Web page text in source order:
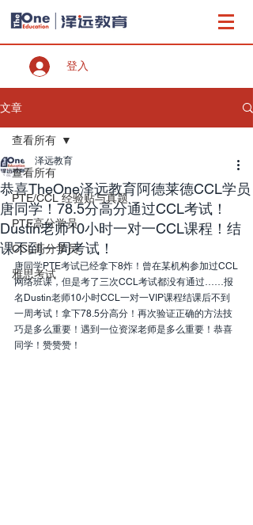
登入
文章
查看所有
PTE/CCL 经验贴与真题
PTE高分学员
CCL高分学员
雅思考试
查看所有
恭喜TheOne泽远教育阿德莱德CCL学员
唐同学！78.5分高分通过CCL考试！
Dustin老师10小时一对一CCL课程！结
课不到一周考试！
泽远教育
唐同学PTE考试已经拿下8炸！曾在某机构参加过CCL
网络班课，但是考了三次CCL考试都没有通过……报
名Dustin老师10小时CCL一对一VIP课程结课后不到
一周考试！拿下78.5分高分！再次验证正确的方法技
巧是多么重要！遇到一位资深老师是多么重要！恭喜
同学！赞赞赞！